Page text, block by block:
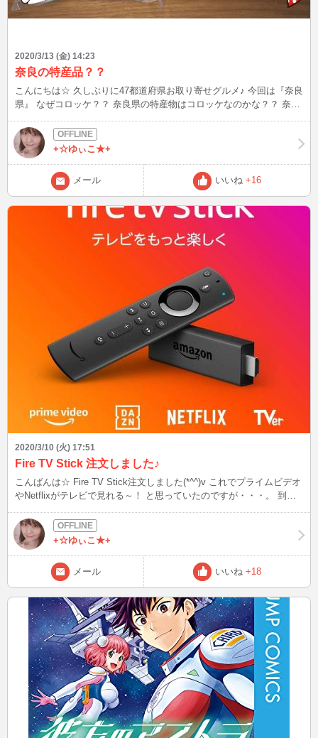
2020/3/13 (金) 14:23
奈良の特産品？？
こんにちは☆ 久しぶりに47都道府県お取り寄せグルメ♪ 今回は『奈良
県』 なぜコロッケ？？ 奈良県の特産物はコロッケなのかな？？ 奈良
んのマスコット(*'▽')
+☆ゆぃこ★+
メール いいね +16
2020/3/10 (火) 17:51
Fire TV Stick 注文しました♪
こんばんは☆ Fire TV Stick注文しました(*^^)v これでプライムビデオ
やNetflixがテレビで見れる～！ と思っていたのですが・・・。 到着
なのかな？ (T_T) もぉ～！！！しっかりしたい(;_;) 4月23日が待ち遠
しい！
+☆ゆぃこ★+
メール いいね +18